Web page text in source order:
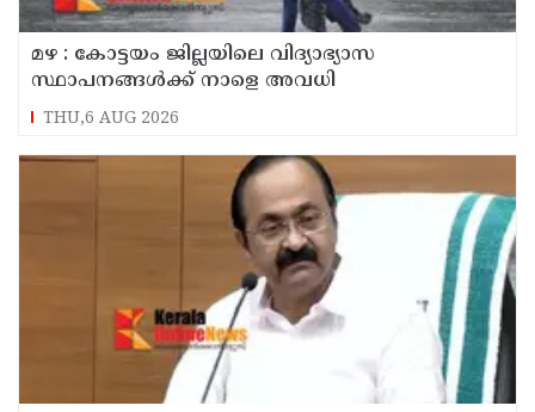
മഴ : കോട്ടയം ജില്ലയിലെ വിദ്യാഭ്യാസ
സ്ഥാപനങ്ങൾക്ക് നാളെ അവധി
THU,6 AUG 2026